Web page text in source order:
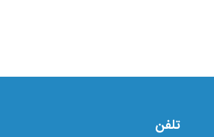
تلفن